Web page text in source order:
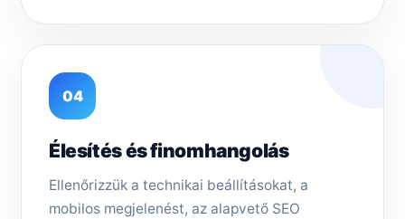
04
Élesítés és finomhangolás
Ellenőrizzük a technikai beállításokat, a
mobilos megjelenést, az alapvető SEO